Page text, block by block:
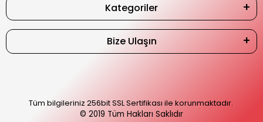
Kategoriler
Bize Ulaşın
Tüm bilgileriniz 256bit SSL Sertifikası ile korunmaktadır.
© 2019 Tüm Hakları Saklıdır